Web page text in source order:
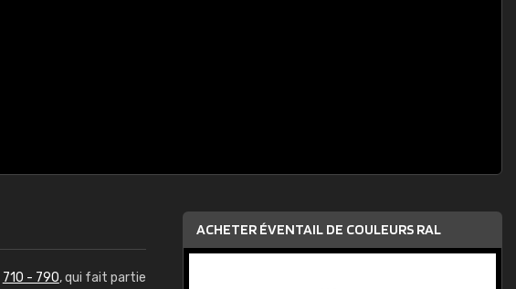
710 - 790, qui fait partie
ACHETER ÉVENTAIL DE COULEURS RAL